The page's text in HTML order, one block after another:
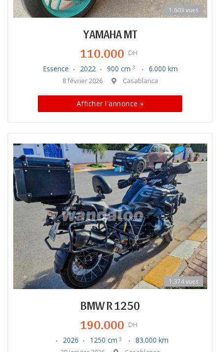
1.603 vues
YAMAHA MT
110.000 DH
Essence 2022 900 cm 3 6.000 km
8 février 2026 Casablanca
Afficher l'annonce »
1.374 vues
BMW R 1250
190.000 DH
2026 1250 cm 3 83.000 km